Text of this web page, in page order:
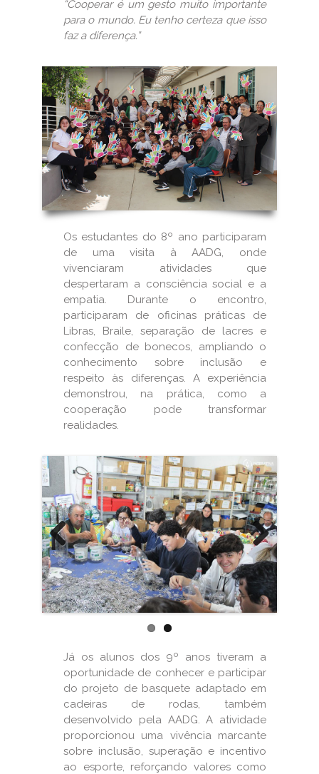
“Cooperar é um gesto muito importante
para o mundo. Eu tenho certeza que isso
faz a diferença.”
Os estudantes do 8º ano participaram
de uma visita à AADG, onde
vivenciaram atividades que
despertaram a consciência social e a
empatia. Durante o encontro,
participaram de oficinas práticas de
Libras, Braile, separação de lacres e
confecção de bonecos, ampliando o
conhecimento sobre inclusão e
respeito às diferenças. A experiência
demonstrou, na prática, como a
cooperação pode transformar
realidades.
Previous Next
Já os alunos dos 9º anos tiveram a
oportunidade de conhecer e participar
do projeto de basquete adaptado em
cadeiras de rodas, também
desenvolvido pela AADG. A atividade
proporcionou uma vivência marcante
sobre inclusão, superação e incentivo
ao esporte, reforçando valores como